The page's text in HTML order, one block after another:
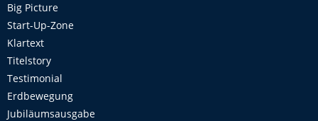
Big Picture
Start-Up-Zone
Klartext
Titelstory
Testimonial
Erdbewegung
Jubiläumsausgabe